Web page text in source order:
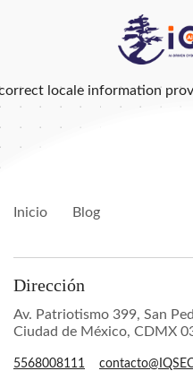
locale information
Inicio Blog
Dirección
Av. Patriotismo 399, San
Ciudad de México, CDMX
5568008111